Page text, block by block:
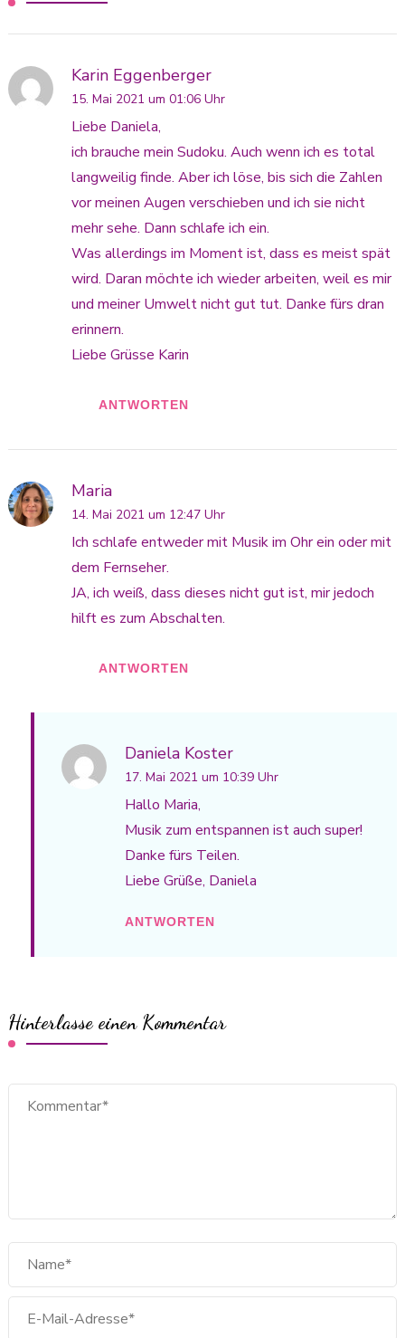
Karin Eggenberger
15. Mai 2021 um 01:06 Uhr
ANTWORTEN
Liebe Daniela,
ich brauche mein Sudoku. Auch wenn ich es total
langweilig finde. Aber ich löse, bis sich die Zahlen
vor meinen Augen verschieben und ich sie nicht
mehr sehe. Dann schlafe ich ein.
Was allerdings im Moment ist, dass es meist spät
wird. Daran möchte ich wieder arbeiten, weil es mir
und meiner Umwelt nicht gut tut. Danke fürs dran
erinnern.
Liebe Grüsse Karin
Maria
14. Mai 2021 um 12:47 Uhr
ANTWORTEN
Ich schlafe entweder mit Musik im Ohr ein oder mit
dem Fernseher.
JA, ich weiß, dass dieses nicht gut ist, mir jedoch
hilft es zum Abschalten.
Daniela Koster
17. Mai 2021 um 10:39 Uhr
ANTWORTEN
Hallo Maria,
Musik zum entspannen ist auch super!
Danke fürs Teilen.
Liebe Grüße, Daniela
Hinterlasse einen Kommentar